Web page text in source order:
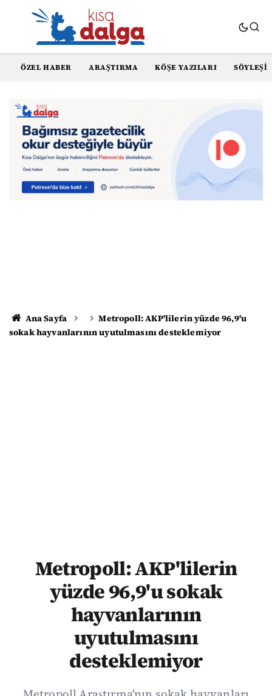
ÖZEL HABER ARAŞTIRMA KÖŞE YAZILARI SÖYLEŞI
Ana Sayfa
Metropoll: AKP'lilerin yüzde 96,9'u
sokak hayvanlarının uyutulmasını desteklemiyor
Metropoll: AKP'lilerin
yüzde 96,9'u sokak
hayvanlarının
uyutulmasını
desteklemiyor